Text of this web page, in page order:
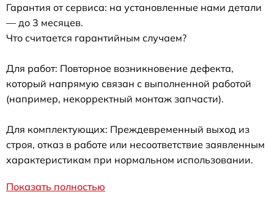
Гарантия от сервиса: на установленные нами детали
— до 3 месяцев.
Что считается гарантийным случаем?
Для работ: Повторное возникновение дефекта,
который напрямую связан с выполненной работой
(например, некорректный монтаж запчасти).
Для комплектующих: Преждевременный выход из
строя, отказ в работе или несоответствие заявленным
характеристикам при нормальном использовании.
Показать полностью